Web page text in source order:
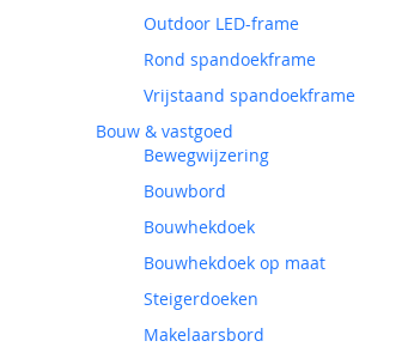
Outdoor LED-frame
Rond spandoekframe
Vrijstaand spandoekframe
Bouw & vastgoed
Bewegwijzering
Bouwbord
Bouwhekdoek
Bouwhekdoek op maat
Steigerdoeken
Makelaarsbord